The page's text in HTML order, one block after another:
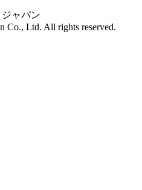
ャパン
Co., Ltd. All rights reserved.